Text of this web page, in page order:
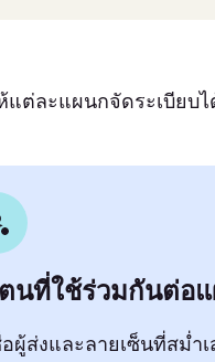
ต่ละแผนกจัดระเบียบ
นที่ใช้ร่วมกันต่อ
ผู้ส่งและลายเซ็นที่สม่ำ